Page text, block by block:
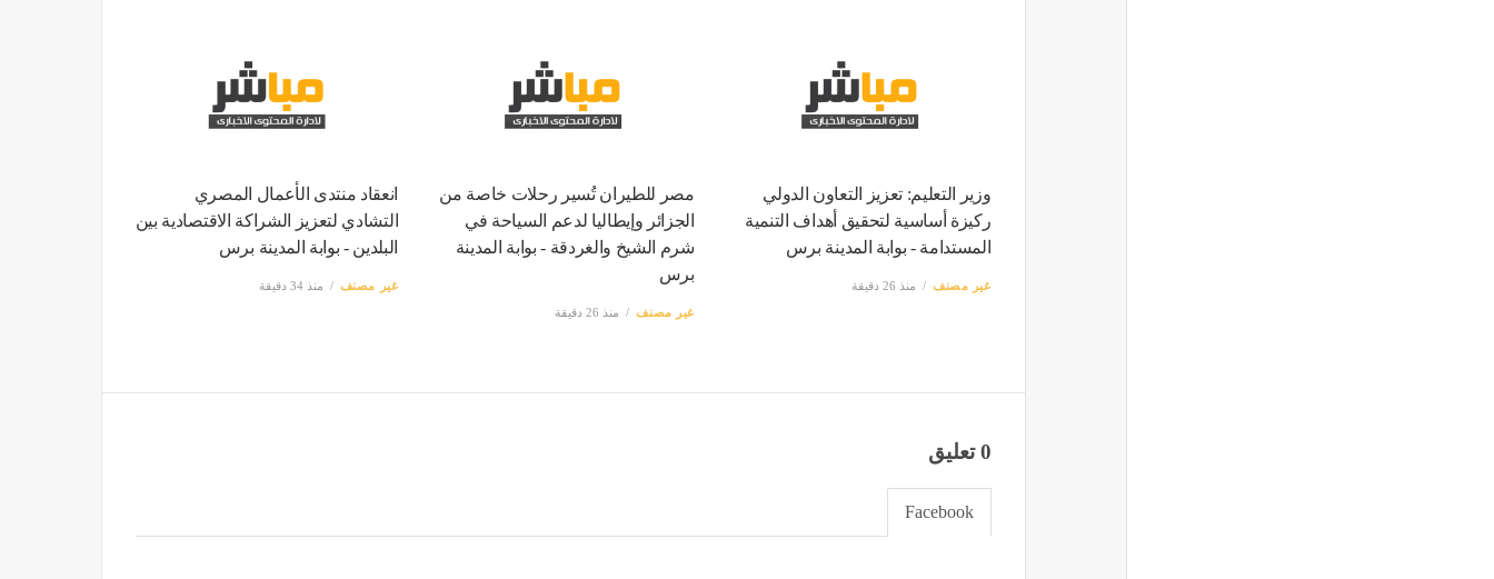
وزير التعليم: تعزيز التعاون الدولي
ركيزة أساسية لتحقيق أهداف التنمية
المستدامة - بوابة المدينة برس
غير مصنف منذ 26 دقيقة
مصر للطيران تُسير رحلات خاصة من
الجزائر وإيطاليا لدعم السياحة في
شرم الشيخ والغردقة - بوابة المدينة
برس
غير مصنف منذ 26 دقيقة
انعقاد منتدى الأعمال المصري
التشادي لتعزيز الشراكة الاقتصادية بين
البلدين - بوابة المدينة برس
غير مصنف منذ 34 دقيقة
0 تعليق
Facebook